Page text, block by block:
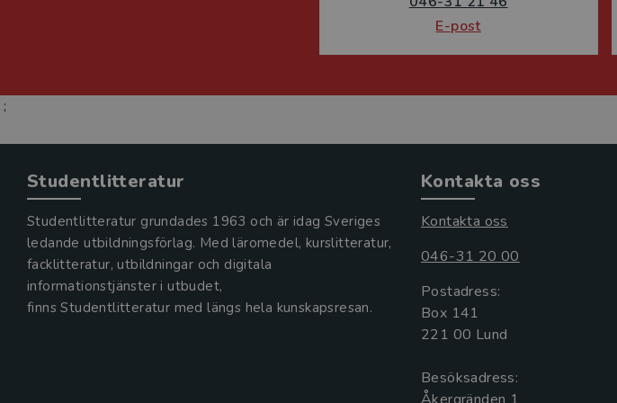
E-post
;
Studentlitteratur
Studentlitteratur grundades 1963 och är idag Sveriges
ledande utbildningsförlag. Med läromedel, kurslitteratur,
facklitteratur, utbildningar och digitala
informationstjänster i utbudet,
finns Studentlitteratur med längs hela kunskapsresan.
Kontakta oss
Kontakta oss
046-31 20 00
Postadress:
Box 141
221 00 Lund
Besöksadress:
Åkergränden 1